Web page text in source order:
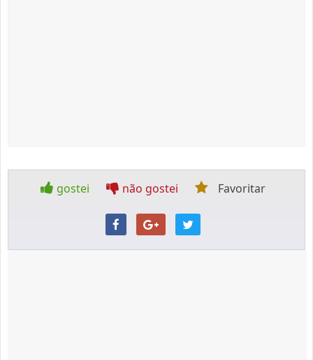
gostei não gostei Favoritar